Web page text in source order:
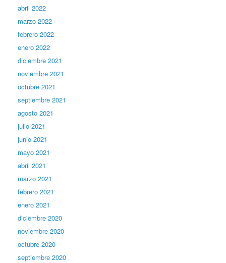
abril 2022
marzo 2022
febrero 2022
enero 2022
diciembre 2021
noviembre 2021
octubre 2021
septiembre 2021
agosto 2021
julio 2021
junio 2021
mayo 2021
abril 2021
marzo 2021
febrero 2021
enero 2021
diciembre 2020
noviembre 2020
octubre 2020
septiembre 2020